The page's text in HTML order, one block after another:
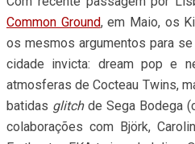
Common Ground, em Maio, os
os mesmos argumentos para
cidade invicta: dream pop e
atmosferas de Cocteau Twins,
batidas glitchde Sega Bodega
colaborações com Björk,